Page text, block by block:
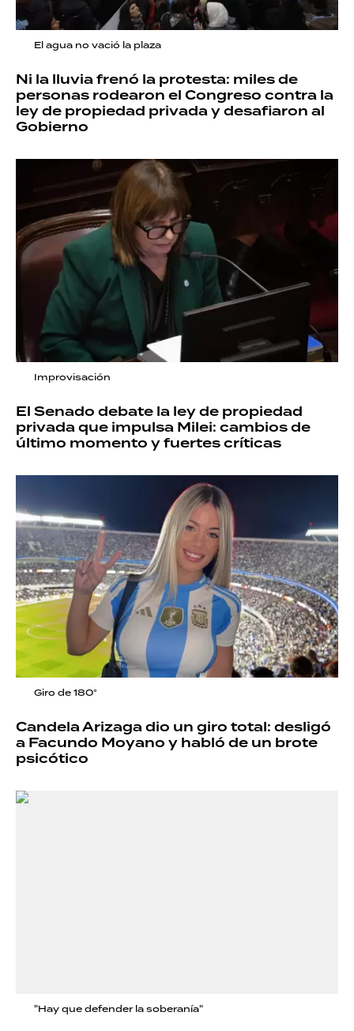
El agua no vació la plaza
Ni la lluvia frenó la protesta: miles de
personas rodearon el Congreso contra la
ley de propiedad privada y desafiaron al
Gobierno
Improvisación
El Senado debate la ley de propiedad
privada que impulsa Milei: cambios de
último momento y fuertes críticas
Giro de 180°
Candela Arizaga dio un giro total: desligó
a Facundo Moyano y habló de un brote
psicótico
"Hay que defender la soberanía"